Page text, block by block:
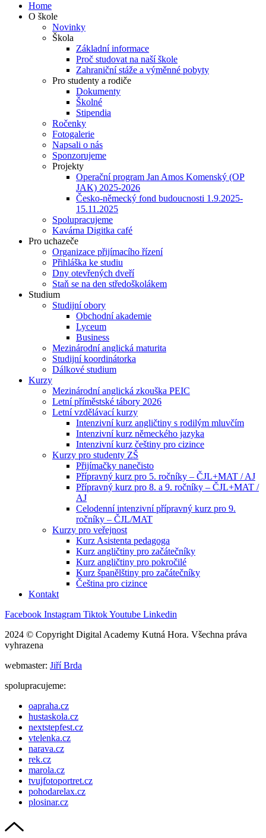
Home
O škole
Novinky
Škola
Základní informace
Proč studovat na naší škole
Zahraniční stáže a výměnné pobyty
Pro studenty a rodiče
Dokumenty
Školné
Stipendia
Ročenky
Fotogalerie
Napsali o nás
Sponzorujeme
Projekty
Operační program Jan Amos Komenský (OP
JAK) 2025-2026
Česko-německý fond budoucnosti 1.9.2025-
15.11.2025
Spolupracujeme
Kavárna Digitka café
Pro uchazeče
Organizace přijímacího řízení
Přihláška ke studiu
Dny otevřených dveří
Staň se na den středoškolákem
Studium
Studijní obory
Obchodní akademie
Lyceum
Business
Mezinárodní anglická maturita
Studijní koordinátorka
Dálkové studium
Kurzy
Mezinárodní anglická zkouška PEIC
Letní příměstské tábory 2026
Letní vzdělávací kurzy
Intenzivní kurz angličtiny s rodilým mluvčím
Intenzivní kurz německého jazyka
Intenzivní kurz češtiny pro cizince
Kurzy pro studenty ZŠ
Přijímačky nanečisto
Přípravný kurz pro 5. ročníky – ČJL+MAT / AJ
Přípravný kurz pro 8. a 9. ročníky – ČJL+MAT /
AJ
Celodenní intenzivní přípravný kurz pro 9.
ročníky – ČJL/MAT
Kurzy pro veřejnost
Kurz Asistenta pedagoga
Kurz angličtiny pro začátečníky
Kurz angličtiny pro pokročilé
Kurz španělštiny pro začátečníky
Čeština pro cizince
Kontakt
Facebook Instagram TiktokYoutube Linkedin
2024 © Copyright Digital Academy Kutná Hora. Všechna práva
vyhrazena
webmaster: Jiří Brda
spolupracujeme:
oapraha.cz
hustaskola.cz
nextstepfest.cz
vtelenka.cz
narava.cz
rek.cz
marola.cz
tvujfotoportret.cz
pohodarelax.cz
plosinar.cz